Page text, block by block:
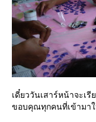
เดี๋ยววันเสาร์หน้าจะเ
ขอบคุณทุกคนที่เข้ามาใ